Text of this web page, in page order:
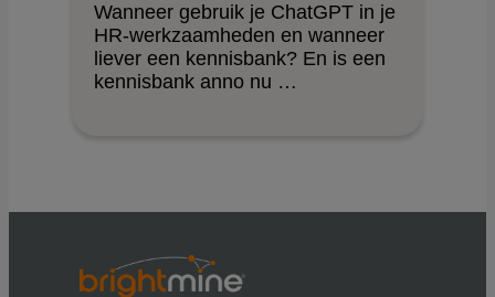
Wanneer gebruik je ChatGPT in je
HR-werkzaamheden en wanneer
liever een kennisbank? En is een
kennisbank anno nu …